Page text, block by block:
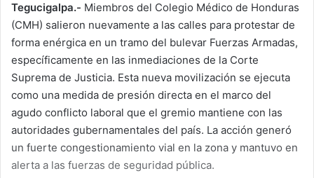
Tegucigalpa.- Miembros del Colegio Médico de Honduras
(CMH) salieron nuevamente a las calles para protestar de
forma enérgica en un tramo del bulevar Fuerzas Armadas,
específicamente en las inmediaciones de la Corte
Suprema de Justicia. Esta nueva movilización se ejecuta
como una medida de presión directa en el marco del
agudo conflicto laboral que el gremio mantiene con las
autoridades gubernamentales del país. La acción generó
un fuerte congestionamiento vial en la zona y mantuvo en
alerta a las fuerzas de seguridad pública.